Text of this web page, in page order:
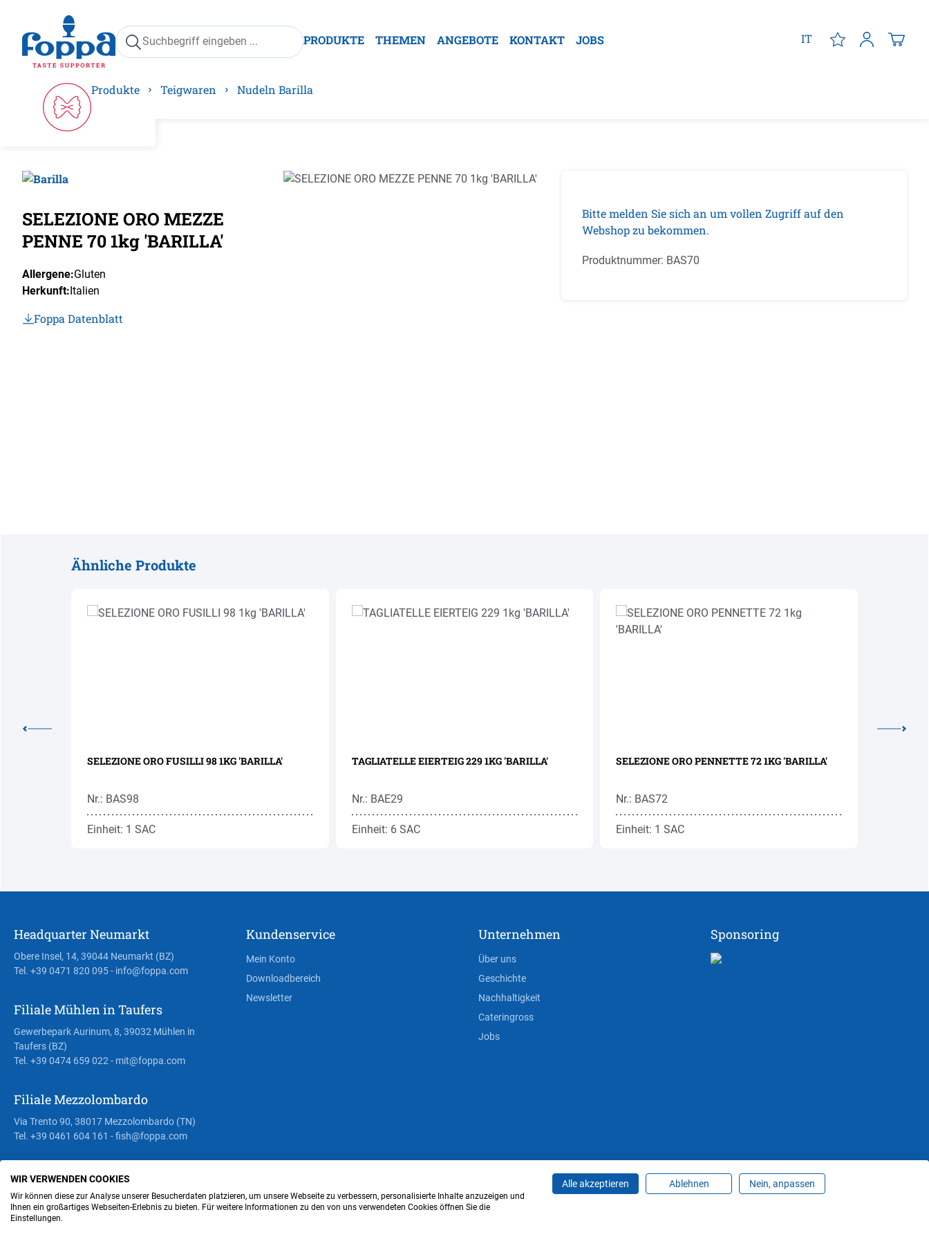
Zur Hauptnavigation springen
PRODUKTE THEMEN ANGEBOTE KONTAKT JOBS IT
Produkte Teigwaren Nudeln Barilla
SELEZIONE ORO MEZZE
PENNE 70 1kg 'BARILLA'
Allergene:Gluten
Herkunft:Italien
Foppa Datenblatt
Bildergalerie überspringen
Bitte melden Sie sich an um vollen Zugriff auf den
Webshop zu bekommen.
Produktnummer: BAS70
Ähnliche Produkte
SELEZIONE ORO FUSILLI 98 1KG 'BARILLA'
Nr.: BAS98
Einheit: 1 SAC
TAGLIATELLE EIERTEIG 229 1KG 'BARILLA'
Nr.: BAE29
Einheit: 6 SAC
SELEZIONE ORO PENNETTE 72 1KG 'BARILLA'
Nr.: BAS72
Einheit: 1 SAC
Headquarter Neumarkt
Obere Insel, 14, 39044 Neumarkt (BZ)
Tel. +39 0471 820 095- info@foppa.com
Filiale Mühlen in Taufers
Gewerbepark Aurinum, 8, 39032 Mühlen in
Taufers (BZ)
Tel. +39 0474 659 022 - mit@foppa.com
Filiale Mezzolombardo
Via Trento 90, 38017 Mezzolombardo (TN)
Tel. +39 0461 604 161 - fish@foppa.com
Kundenservice
Mein Konto
Downloadbereich
Newsletter
Unternehmen
Über uns
Geschichte
Nachhaltigkeit
Cateringross
Jobs
Sponsoring
Steuer- und MwSt.- Nr. IT00676670219 AGB Privacy Policy Impressum
Cookie-Einstellungen ändern
WIR VERWENDEN COOKIES
Wir können diese zur Analyse unserer Besucherdaten platzieren, um unsere Webseite zu verbessern, personalisierte Inhalte anzuzeigen und
Ihnen ein großartiges Webseiten-Erlebnis zu bieten. Für weitere Informationen zu den von uns verwendeten Cookies öffnen Sie die
Einstellungen.
Alle akzeptieren Ablehnen Nein, anpassen